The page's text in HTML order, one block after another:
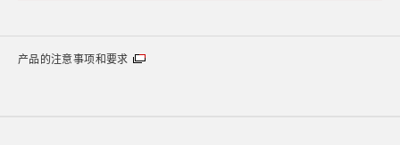
产品的注意事项和要求